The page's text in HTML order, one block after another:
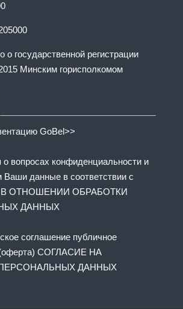
о государственной регистрации
Минским горисполкомом
GoBel>>
вопросах конфиденциальности и
данные в соответствии с
ОТНОШЕНИИ ОБРАБОТКИ
ДАННЫХ
соглашение публичное
(оферта) СОГЛАСИЕ НА
ДАННЫХ